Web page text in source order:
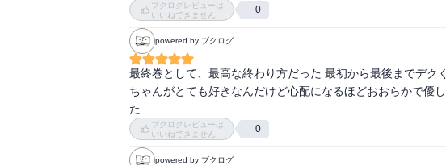
たら、本当に世界がひっくり返ってしまうような、非常に危
潰しても、それは解決にはならない。そう思います。
主人公の痛々しい戦闘スタイルから、途中何度か目を背けた
ました）　友人が言っていました。「デクの母親目線で考え
う。でも、頑張ってどんどん成長する主人公に強く惹かれる
作品でした。
10年。42巻。ありがとう！！！
ガソリン、めっちゃなりました。
「僕の金曜サイゼリヤ」
気になります。
ブクログレビューは
いいねできません
0
powered by ブクログ
最終巻として、最高な終わり方だった 最初から最後までデ
ちゃんがとても好きなんだけど心配になるほどおおらかで優
た
ブクログレビューは
いいねできません
0
powered by ブクログ